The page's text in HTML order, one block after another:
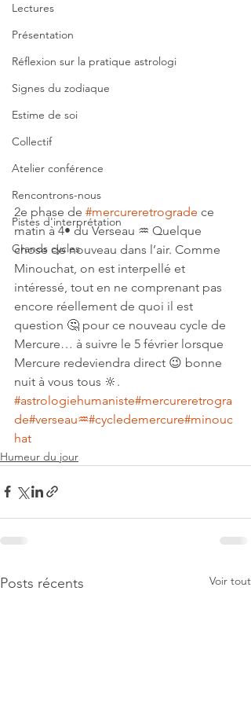
Lectures
Présentation
Réflexion sur la pratique astrologi
Signes du zodiaque
Estime de soi
Collectif
Atelier conférence
Rencontrons-nous
Pistes d'interprétation
Grands cycles
2e phase de #mercureretrograde ce
matin à 4• du Verseau ♒️ Quelque
chose de nouveau dans l’air. Comme
Minouchat, on est interpellé et
intéressé, tout en ne comprenant pas
encore réellement de quoi il est
question 🤔 pour ce nouveau cycle de
Mercure… à suivre le 5 février lorsque
Mercure redeviendra direct 😉 bonne
nuit à vous tous 🔆.
#astrologiehumaniste#mercureretrogra
de#verseau♒️#cycledemercure#minouc
hat
Humeur du jour
Posts récents Voir tout